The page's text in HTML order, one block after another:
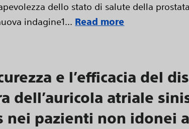
dello stato di salute della
indagine1... Read more
e l’efficacia del
dell’auricola atriale
pazienti non idonei